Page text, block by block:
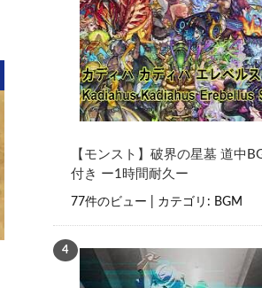
【モンスト】破界の星墓 道中
付き ー1時間耐久ー
77件のビュー カテゴリ: BGM